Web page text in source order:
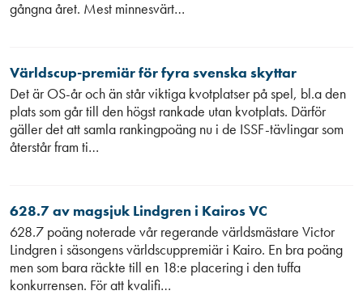
gångna året. Mest minnesvärt…
Världscup-premiär för fyra svenska skyttar
Det är OS-år och än står viktiga kvotplatser på spel, bl.a den
plats som går till den högst rankade utan kvotplats. Därför
gäller det att samla rankingpoäng nu i de ISSF-tävlingar som
återstår fram ti…
628.7 av magsjuk Lindgren i Kairos VC
628.7 poäng noterade vår regerande världsmästare Victor
Lindgren i säsongens världscuppremiär i Kairo. En bra poäng
men som bara räckte till en 18:e placering i den tuffa
konkurrensen. För att kvalifi…